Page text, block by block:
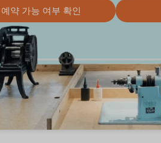
약 가능 여부 확인